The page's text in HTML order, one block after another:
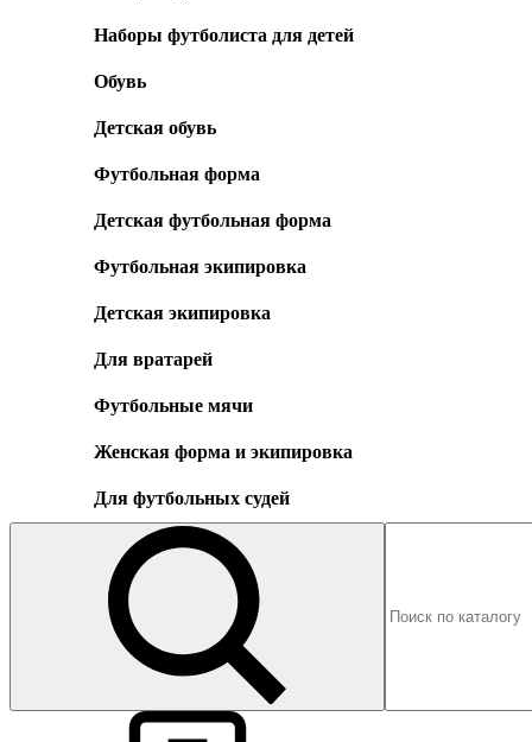
Наборы футболиста для детей
Обувь
Детская обувь
Футбольная форма
Детская футбольная форма
Футбольная экипировка
Детская экипировка
Для вратарей
Футбольные мячи
Женская форма и экипировка
Для футбольных судей